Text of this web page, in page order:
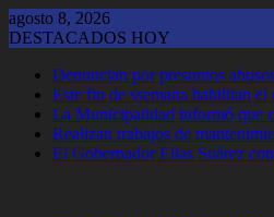
Saltar
al
agosto 8, 2026
DESTACADOS HOY
Denuncian por presuntos
Este fin de ssemana habilitan
La Municipalidad informó que
Realizan trabajos de
El Gobernador Elias Suárez